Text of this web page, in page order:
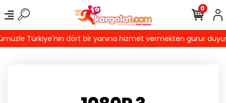
Türkiye'nin dört bir yanına hizmet vermekten gurur
0